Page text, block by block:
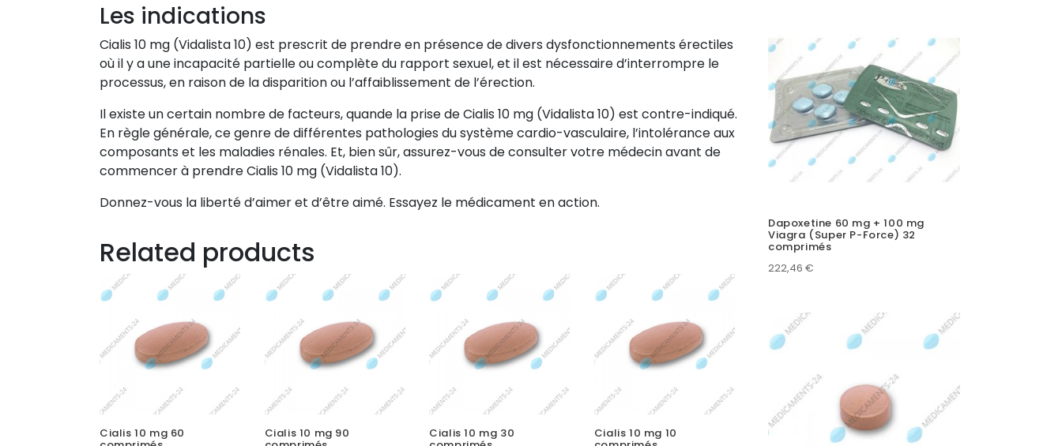
Les indications
Cialis 10 mg (Vidalista 10) est prescrit de prendre en présence de divers dysfonctionnements érectiles
où il y a une incapacité partielle ou complète du rapport sexuel, et il est nécessaire d’interrompre le
processus, en raison de la disparition ou l’affaiblissement de l’érection.
Il existe un certain nombre de facteurs, quande la prise de Cialis 10 mg (Vidalista 10) est contre-indiqué.
En règle générale, ce genre de différentes pathologies du système cardio-vasculaire, l’intolérance aux
composants et les maladies rénales. Et, bien sûr, assurez-vous de consulter votre médecin avant de
commencer à prendre Cialis 10 mg (Vidalista 10).
Donnez-vous la liberté d’aimer et d’être aimé. Essayez le médicament en action.
Related products
Cialis 10 mg 60 Cialis 10 mg 90 Cialis 10 mg 30 Cialis 10 mg 10
Dapoxetine 60 mg + 100 mg
Viagra (Super P-Force) 32
comprimés
222,46 €